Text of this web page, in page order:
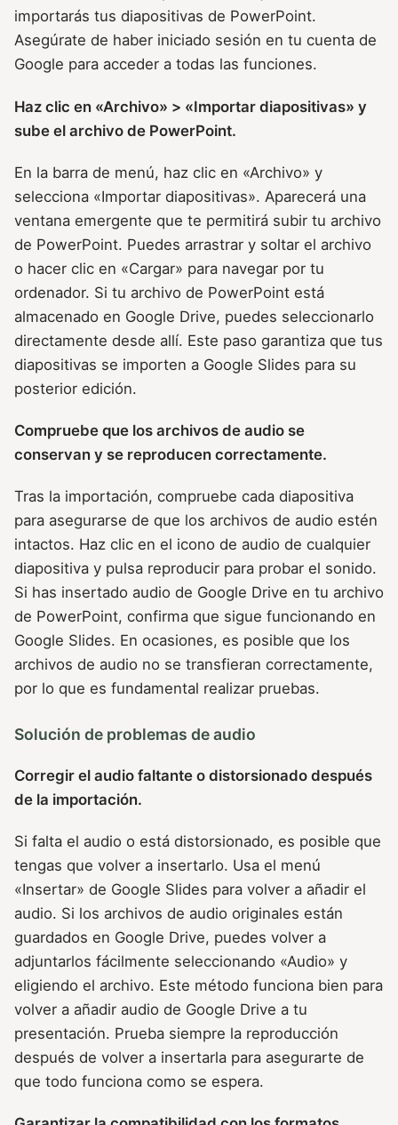
importarás tus diapositivas de PowerPoint.
Asegúrate de haber iniciado sesión en tu cuenta de
Google para acceder a todas las funciones.
Haz clic en «Archivo» > «Importar diapositivas» y
sube el archivo de PowerPoint.
En la barra de menú, haz clic en «Archivo» y
selecciona «Importar diapositivas». Aparecerá una
ventana emergente que te permitirá subir tu archivo
de PowerPoint. Puedes arrastrar y soltar el archivo
o hacer clic en «Cargar» para navegar por tu
ordenador. Si tu archivo de PowerPoint está
almacenado en Google Drive, puedes seleccionarlo
directamente desde allí. Este paso garantiza que tus
diapositivas se importen a Google Slides para su
posterior edición.
Compruebe que los archivos de audio se
conservan y se reproducen correctamente.
Tras la importación, compruebe cada diapositiva
para asegurarse de que los archivos de audio estén
intactos. Haz clic en el icono de audio de cualquier
diapositiva y pulsa reproducir para probar el sonido.
Si has insertado audio de Google Drive en tu archivo
de PowerPoint, confirma que sigue funcionando en
Google Slides. En ocasiones, es posible que los
archivos de audio no se transfieran correctamente,
por lo que es fundamental realizar pruebas.
Solución de problemas de audio
Corregir el audio faltante o distorsionado después
de la importación.
Si falta el audio o está distorsionado, es posible que
tengas que volver a insertarlo. Usa el menú
«Insertar» de Google Slides para volver a añadir el
audio. Si los archivos de audio originales están
guardados en Google Drive, puedes volver a
adjuntarlos fácilmente seleccionando «Audio» y
eligiendo el archivo. Este método funciona bien para
volver a añadir audio de Google Drive a tu
presentación. Prueba siempre la reproducción
después de volver a insertarla para asegurarte de
que todo funciona como se espera.